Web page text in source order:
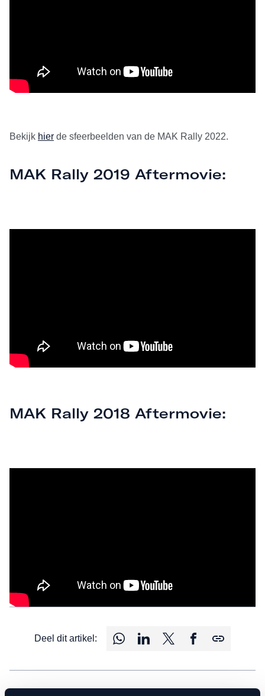
Bekijk hier de sfeerbeelden van de MAK Rally 2022.
MAK Rally 2019 Aftermovie:
MAK Rally 2018 Aftermovie:
Deel dit artikel: